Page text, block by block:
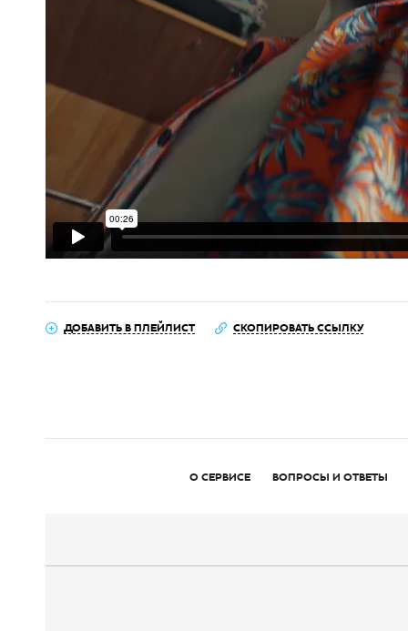
ДОБАВИТЬ В ПЛЕЙЛИСТ СКОПИРОВАТЬ ССЫЛКУ
О СЕРВИСЕ ВОПРОСЫ И ОТВЕТЫ